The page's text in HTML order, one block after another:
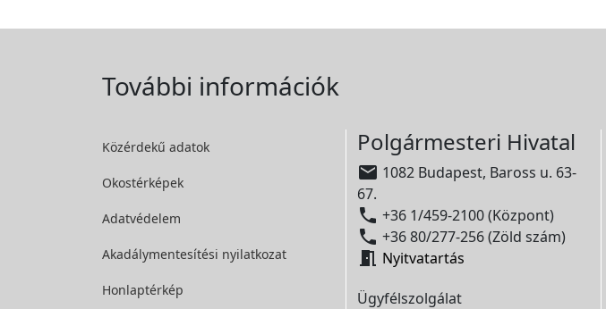
További információk
Közérdekű adatok
Okostérképek
Adatvédelem
Akadálymentesítési nyilatkozat
Honlaptérkép
Polgármesteri Hivatal
 1082 Budapest, Baross u. 63-
67.
 +36 1/459-2100 (Központ)
 +36 80/277-256 (Zöld szám)
 Nyitvatartás
Ügyfélszolgálat